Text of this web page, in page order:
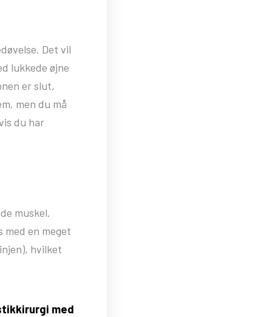
Det vil
lukkede øjne
er slut,
men du må
du har
muskel.
en meget
hvilket
med